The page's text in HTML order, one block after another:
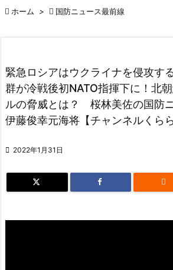
 ホーム >  国防ニュース最前線
緊急ロシアはウクライナを侵攻す
群が冷戦後初NATO指揮下に！北
ルの脅威とは？ 桜林美佐の国防
伊藤俊幸元海将【チャンネルくらら
 2022年1月31日
